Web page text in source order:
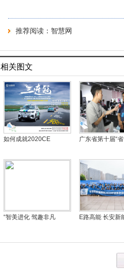
推荐阅读： 智慧网
相关图文
如何成就2020CE 广东省第十届“
“智美进化 驾趣非凡 E路高能 长安新